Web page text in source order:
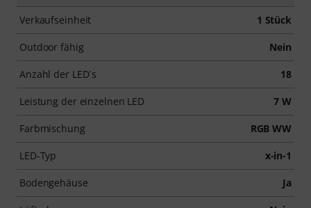
Verkaufseinheit 1 Stück
Outdoor fähig Nein
Anzahl der LED´s 18
Leistung der einzelnen LED 7 W
Farbmischung RGB WW
LED-Typ x-in-1
Bodengehäuse Ja